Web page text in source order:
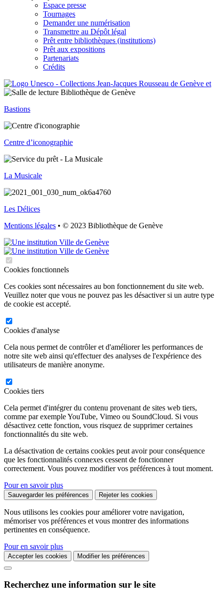
Espace presse
Tournages
Demander une numérisation
Transmettre au Dépôt légal
Prêt entre bibliothèques (institutions)
Prêt aux expositions
Partenariats
Crédits
Bastions
Centre d’iconographie
La Musicale
Les Délices
Mentions légales • © 2023 Bibliothèque de Genève
Cookies fonctionnels
Ces cookies sont nécessaires au bon fonctionnement du site web.
Veuillez noter que vous ne pouvez pas les désactiver si un autre type
de cookie est accepté.
Cookies d'analyse
Cela nous permet de contrôler et d'améliorer les performances de
notre site web ainsi qu'effectuer des analyses de l'expérience des
utilisateurs de manière anonyme.
Cookies tiers
Cela permet d'intégrer du contenu provenant de sites web tiers,
comme par exemple YouTube, Vimeo ou SoundCloud. Si vous
désactivez cette fonction, vous risquez de supprimer certaines
fonctionnalités du site web.
La désactivation de certains cookies peut avoir pour conséquence
que les fonctionnalités connexes cessent de fonctionner
correctement. Vous pouvez modifier vos préférences à tout moment.
Pour en savoir plus
Sauvegarder les préférences Rejeter les cookies
Nous utilisons les cookies pour améliorer votre navigation,
mémoriser vos préférences et vous montrer des informations
pertinentes en conséquence.
Pour en savoir plus
Accepter les cookies Modifier les préférences
Recherchez une information sur le site